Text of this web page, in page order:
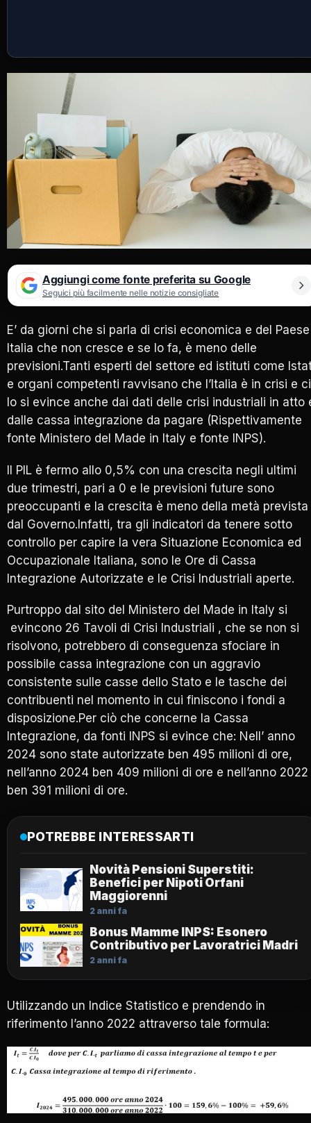
Aggiungi come fonte preferita su Google
Seguici più facilmente nelle notizie consigliate
E’ da giorni che si parla di crisi economica e del Paese
Italia che non cresce e se lo fa, è meno delle
previsioni.Tanti esperti del settore ed istituti come
e organi competenti ravvisano che l’Italia è in crisi e
lo si evince anche dai dati delle crisi industriali in atto
dalle cassa integrazione da pagare (Rispettivamente
fonte Ministero del Made in Italy e fonte INPS).
Il PIL è fermo allo 0,5% con una crescita negli ultimi
due trimestri, pari a 0 e le previsioni future sono
preoccupanti e la crescita è meno della metà prevista
dal Governo.Infatti, tra gli indicatori da tenere sotto
controllo per capire la vera Situazione Economica ed
Occupazionale Italiana, sono le Ore di Cassa
Integrazione Autorizzate e le Crisi Industriali aperte.
Purtroppo dal sito del Ministero del Made in Italy si
evincono 26 Tavoli di Crisi Industriali , che se non si
risolvono, potrebbero di conseguenza sfociare in
possibile cassa integrazione con un aggravio
consistente sulle casse dello Stato e le tasche dei
contribuenti nel momento in cui finiscono i fondi a
disposizione.Per ciò che concerne la Cassa
Integrazione, da fonti INPS si evince che: Nell’ anno
2024 sono state autorizzate ben 495 milioni di ore,
nell’anno 2024 ben 409 milioni di ore e nell’anno 2022
ben 391 milioni di ore.
POTREBBE INTERESSARTI
Novità Pensioni Superstiti:
Benefici per Nipoti Orfani
Maggiorenni
2 anni fa
Bonus Mamme INPS: Esonero
Contributivo per Lavoratrici Madri
2 anni fa
Utilizzando un Indice Statistico e prendendo in
riferimento l’anno 2022 attraverso tale formula: